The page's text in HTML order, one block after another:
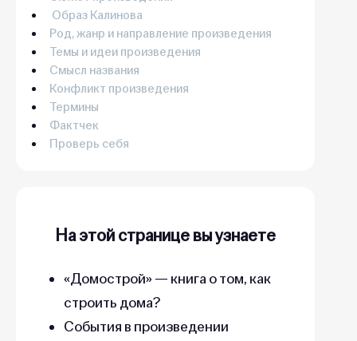
Образ Калинова
Род, жанр и направление произведения
Темы и идеи произведения
Смысл названия
Конфликт произведения
Термины
Фактчек
Проверь себя
На этой странице вы узнаете
«Домострой» — книга о том, как
строить дома?
События в произведении